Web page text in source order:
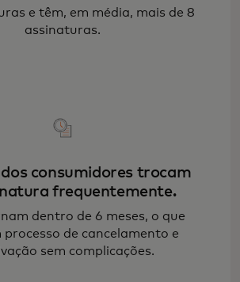
e têm, em média, mais de 8
assinaturas.
consumidores trocam
frequentemente.
dentro de 6 meses, o que
processo de cancelamento e
sem complicações.